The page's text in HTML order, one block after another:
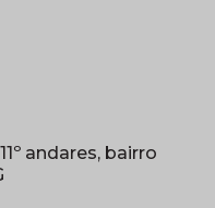
andares, bairro